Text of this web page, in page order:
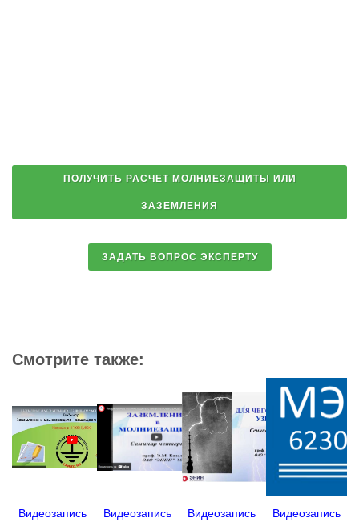
Смотрите также:
Видеозапись
Видеозапись
Видеозапись
Видеозапись